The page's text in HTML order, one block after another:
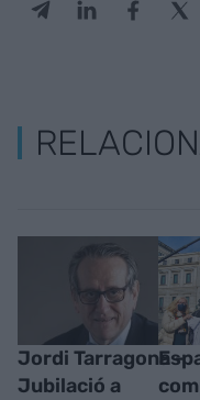
Jordi Tarragona -
Jubilació a